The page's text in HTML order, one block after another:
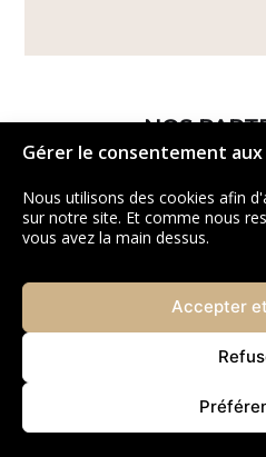
Gérer le consentement aux
Nous utilisons des cookies afin
sur notre site. Et comme nous
vous avez la main dessus.
Accepter
NOS